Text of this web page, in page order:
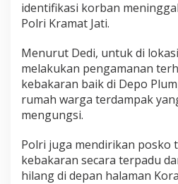
identifikasi korban
Polri Kramat Jati.
Menurut Dedi, untuk di
melakukan pengamanan
kebakaran baik di Depo
rumah warga terdampak
mengungsi.
Polri juga mendirikan posko
kebakaran secara terpadu
hilang di depan halaman